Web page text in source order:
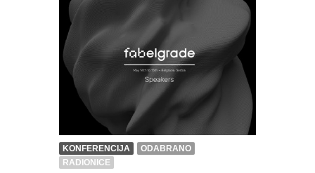
KONFERENCIJA
ODABRANO
RADIONICE